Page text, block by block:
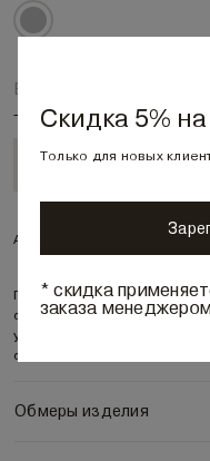
Выберите размер
Артикул:
Платье для тех, кто ценит
стилем. Лаконичный вырез
украшает веер складочек-
создавая изящны
Обмеры изделия
Скидка 5%
Только для новых
* скидка
заказа